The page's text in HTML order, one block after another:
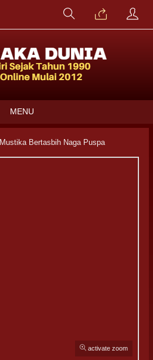
MENU
Mustika Bertasbih Naga Puspa
activate zoom